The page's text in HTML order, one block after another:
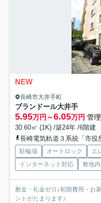
NEW
長崎市大井手町
ブランドール大井手
5.95万円～6.05万円 管
30.60㎡ (1K) /築24年 /6階建
長崎電気軌道３系統「市役
駐輪場 オートロック エ
インターネット対応
敷地
敷金・礼金ゼロ♪初期費用・お
ントがたまります♪